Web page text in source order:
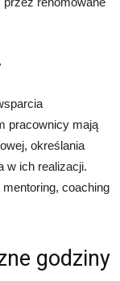
pracownicy mają
określania
w ich realizacji.
coaching
godziny